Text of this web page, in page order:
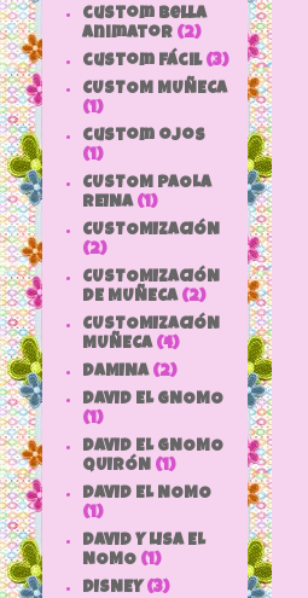
custom bella
animator (2)
custom fácil (3)
CUSTOM MUÑECA
(1)
custom ojos
(1)
CUSTOM PAOLA
REINA (1)
CUSTOMIZACIÓN
(2)
CUSTOMIZACIÓN
DE MUÑECA (2)
CUSTOMIZACIÓN
MUÑECA (4)
DAMINA (2)
DAVID EL GNOMO
(1)
DAVID EL GNOMO
QUIRÓN (1)
DAVID EL NOMO
(1)
DAVID Y LISA EL
NOMO (1)
DISNEY (3)